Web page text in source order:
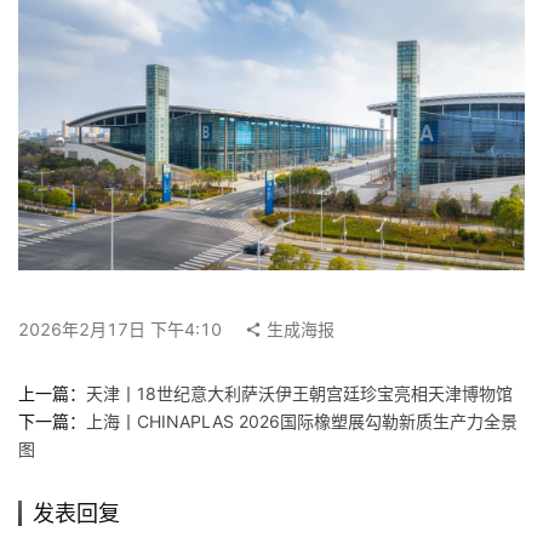
展
我
要
投
登录 注册
2026年2月17日 下午4:10 生成海报
上一篇： 天津丨18世纪意大利萨沃伊王朝宫廷珍宝亮相天津博物馆
下一篇：
上海丨CHINAPLAS 2026国际橡塑展勾勒新质生产力全景
图
发表回复